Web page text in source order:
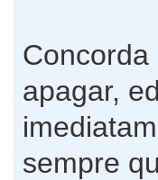
Concorda
apagar,
sempre